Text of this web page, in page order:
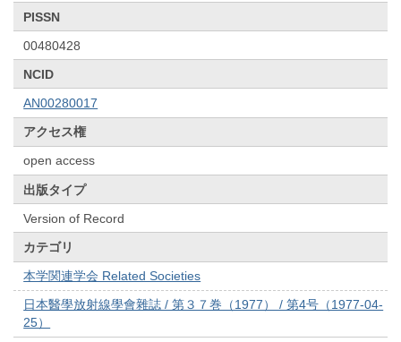
PISSN
00480428
NCID
AN00280017
アクセス権
open access
出版タイプ
Version of Record
カテゴリ
本学関連学会 Related Societies
日本醫學放射線學會雜誌 / 第３７巻（1977） / 第4号（1977-04-
25）